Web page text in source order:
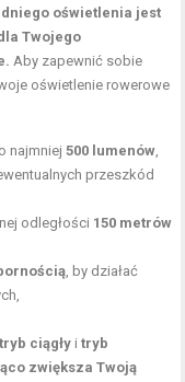
oświetlenia jest
Twojego
Aby zapewnić sobie
oświetlenie rowerowe
najmniej500 lumenów,
przeszkód
odległości 150 metrów
, by działać
tryb ciągły itryb
zwiększa Twoją